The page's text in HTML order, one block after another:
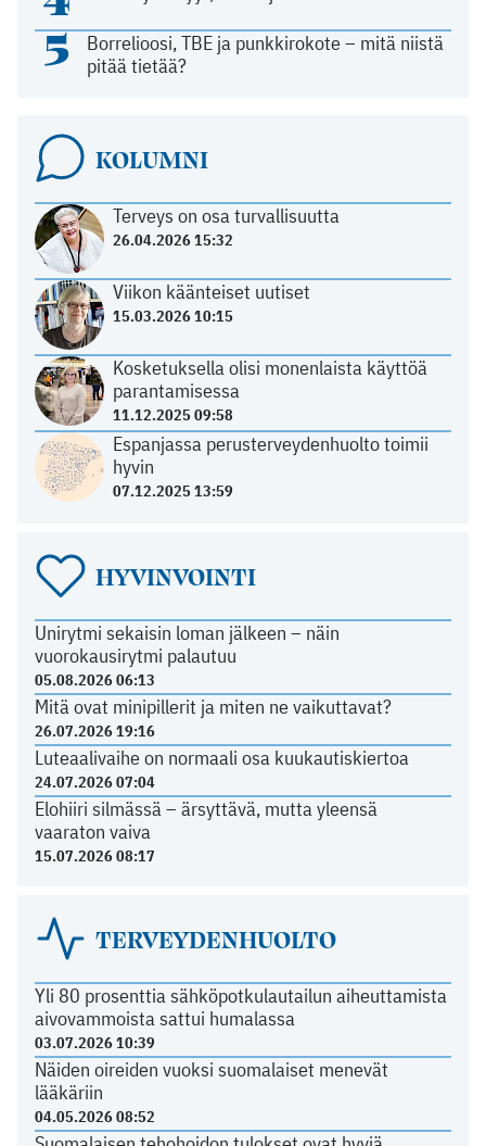
5
Borrelioosi, TBE ja punkkirokote – mitä niistä
pitää tietää?
KOLUMNI
Terveys on osa turvallisuutta
26.04.2026 15:32
Viikon käänteiset uutiset
15.03.2026 10:15
Kosketuksella olisi monenlaista käyttöä
parantamisessa
11.12.2025 09:58
Espanjassa perusterveydenhuolto toimii
hyvin
07.12.2025 13:59
HYVINVOINTI
Unirytmi sekaisin loman jälkeen – näin
vuorokausirytmi palautuu
05.08.2026 06:13
Mitä ovat minipillerit ja miten ne vaikuttavat?
26.07.2026 19:16
Luteaalivaihe on normaali osa kuukautiskiertoa
24.07.2026 07:04
Elohiiri silmässä – ärsyttävä, mutta yleensä
vaaraton vaiva
15.07.2026 08:17
TERVEYDENHUOLTO
Yli 80 prosenttia sähköpotkulautailun aiheuttamista
aivovammoista sattui humalassa
03.07.2026 10:39
Näiden oireiden vuoksi suomalaiset menevät
lääkäriin
04.05.2026 08:52